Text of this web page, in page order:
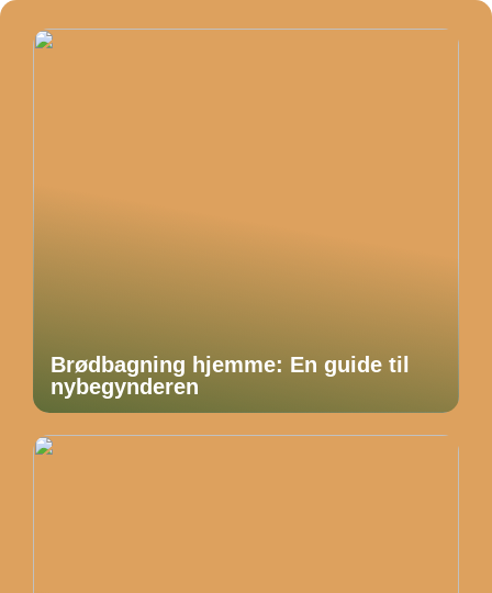
Brødbagning hjemme: En guide til
nybegynderen